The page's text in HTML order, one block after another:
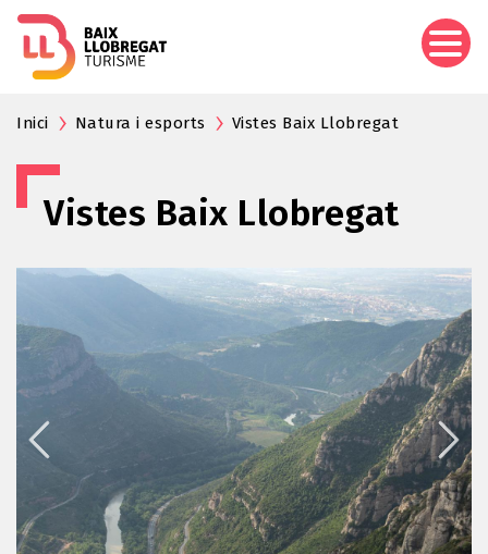
Inici Natura i esports Vistes Baix Llobregat
Vistes Baix Llobregat